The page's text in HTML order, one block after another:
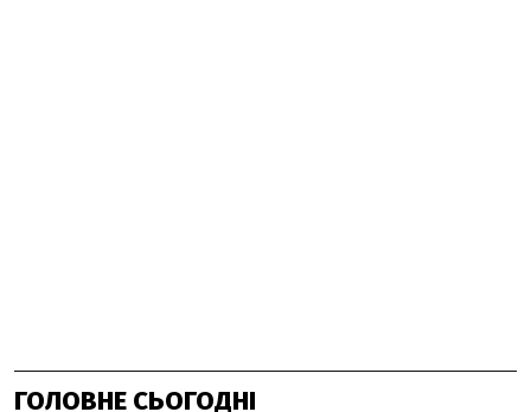
ГОЛОВНЕ СЬОГОДНІ